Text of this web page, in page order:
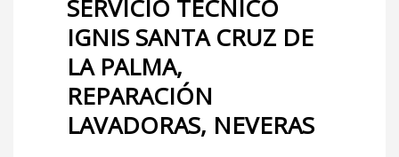
SERVICIO TÉCNICO
IGNIS SANTA CRUZ DE
LA PALMA,
REPARACIÓN
LAVADORAS, NEVERAS